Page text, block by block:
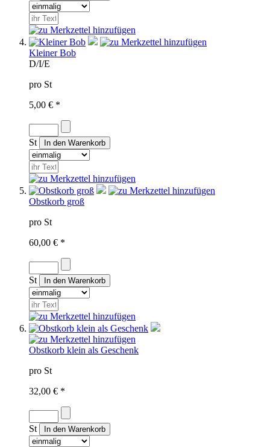
Kleiner Bob
D/I/E
pro St
5,00 € *
St
Obstkorb groß
pro St
60,00 € *
St
Obstkorb klein als Geschenk
pro St
32,00 € *
St